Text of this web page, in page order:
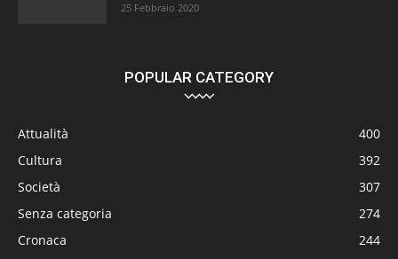
25 Febbraio 2020
POPULAR CATEGORY
Attualità
400
Cultura
392
Società
307
Senza categoria
274
Cronaca
244